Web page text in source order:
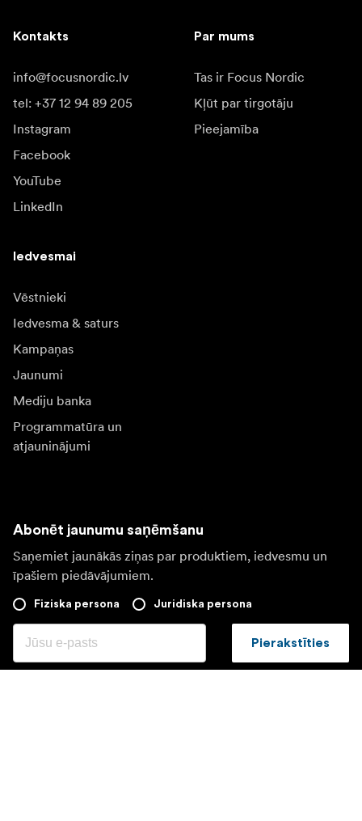
Kontakts
info@focusnordic.lv
tel: +37 12 94 89 205
Instagram
Facebook
YouTube
LinkedIn
Par mums
Tas ir Focus Nordic
Kļūt par tirgotāju
Pieejamība
Iedvesmai
Vēstnieki
Iedvesma & saturs
Kampaņas
Jaunumi
Mediju banka
Programmatūra un
atjauninājumi
Abonēt jaunumu saņēmšanu
Saņemiet jaunākās ziņas par produktiem, iedvesmu un
īpašiem piedāvājumiem.
Fiziska persona Juridiska persona
Pierakstīties